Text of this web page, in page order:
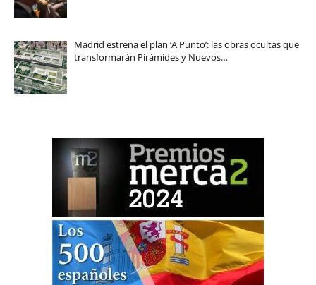
Madrid estrena el plan ‘A Punto’: las obras ocultas que
transformarán Pirámides y Nuevos…